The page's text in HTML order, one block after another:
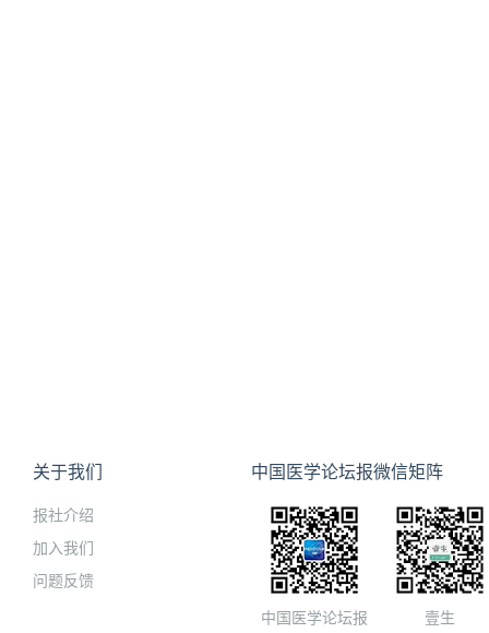
关于我们
报社介绍
加入我们
问题反馈
中国医学论坛报微信矩阵
中国医学论坛报 壹生